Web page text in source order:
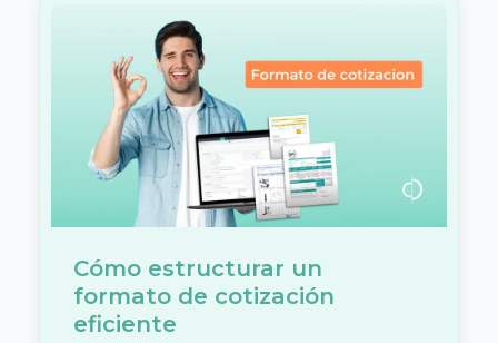
Cómo estructurar un
formato de cotización
eficiente